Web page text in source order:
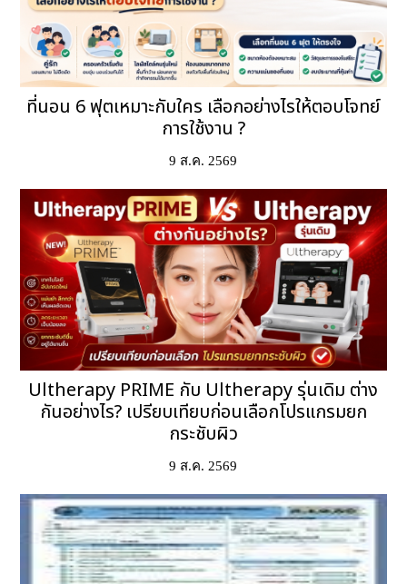
ที่นอน 6 ฟุตเหมาะกับใคร เลือกอย่างไรให้ตอบโจทย์
การใช้งาน ?
9 ส.ค. 2569
Ultherapy PRIME กับ Ultherapy รุ่นเดิม ต่าง
กันอย่างไร? เปรียบเทียบก่อนเลือกโปรแกรมยก
กระชับผิว
9 ส.ค. 2569